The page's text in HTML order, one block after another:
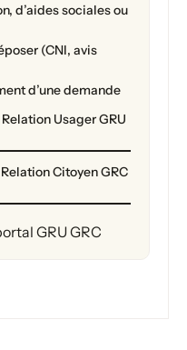
d’aides sociales ou
(CNI, avis
d’une demande
Usager GRU
Citoyen GRC